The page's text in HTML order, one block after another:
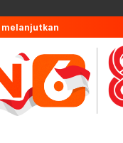
melanjutkan